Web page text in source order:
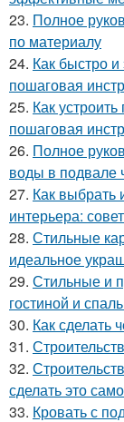
23. Полное
по материалу
24. Как быстро
пошаговая
25. Как
пошаговая
26. Полное
воды в подвале
27. Как выбрать
интерьера:
28. Стильные
идеальное
29. Стильные и
гостиной и
30. Как сделать
31.
32.
сделать это
33. Кровать с